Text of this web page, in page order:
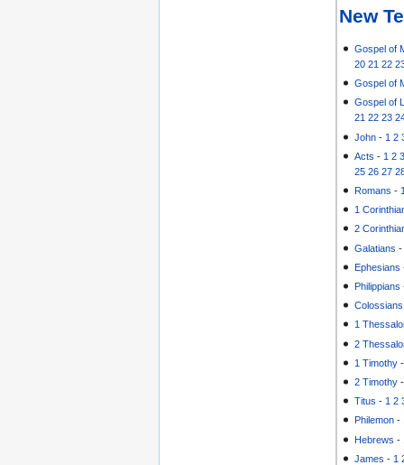
New
Gospel of
20 21 22
Gospel of
Gospel of
21 22 23
John - 1 2
Acts - 1 2
25 26 27
Romans -
1
2
Galatians
Ephesians
Philippians
Colossians
1
2
1 Timothy
2 Timothy
Titus - 1 2
Philemon -
Hebrews -
James - 1